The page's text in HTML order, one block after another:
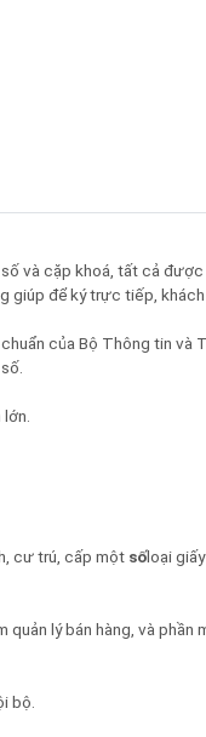
và cặp khoá, tất cả
để ký trực tiếp,
của Bộ Thông tin và
cư trú, cấp một sốloại
lý bán hàng, và
bộ.